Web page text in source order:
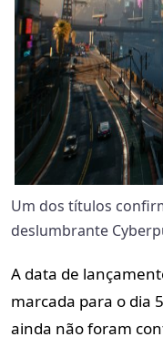
Um dos títulos
deslumbrante
A data de
marcada para o dia
ainda não foram